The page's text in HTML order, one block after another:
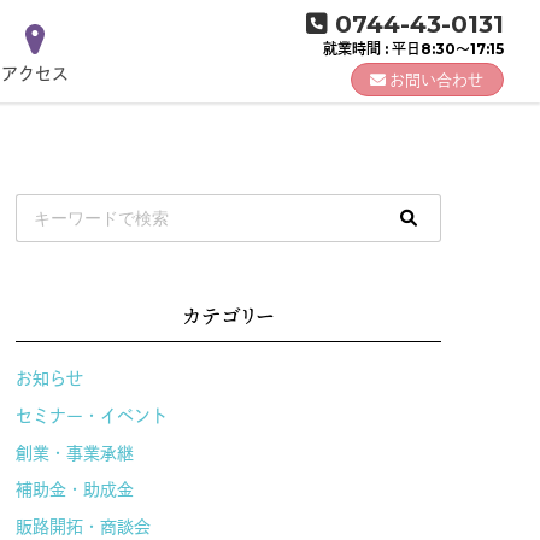
0744-43-0131
就業時間 : 平日8:30～17:15
お問い合わせ
アクセス
カテゴリー
お知らせ
セミナー・イベント
創業・事業承継
補助金・助成金
販路開拓・商談会